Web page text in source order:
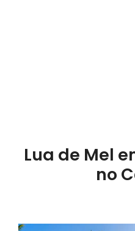
Lua de Mel
no